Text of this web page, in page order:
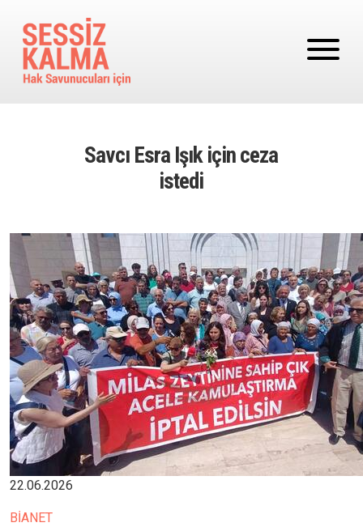
Savcı Esra Işık için ceza
istedi
Image
22.06.2026
BİANET